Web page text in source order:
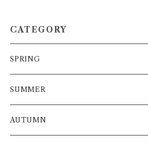
CATEGORY
SPRING
SUMMER
AUTUMN